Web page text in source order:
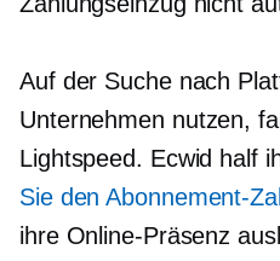
Auf der Suche nach
Unternehmen nutzen,
Lightspeed. Ecwid half
Sie den Abonnement-
ihre Online-Präsenz